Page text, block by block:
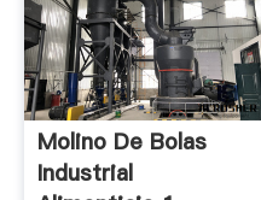
Molino De Bolas
Industrial